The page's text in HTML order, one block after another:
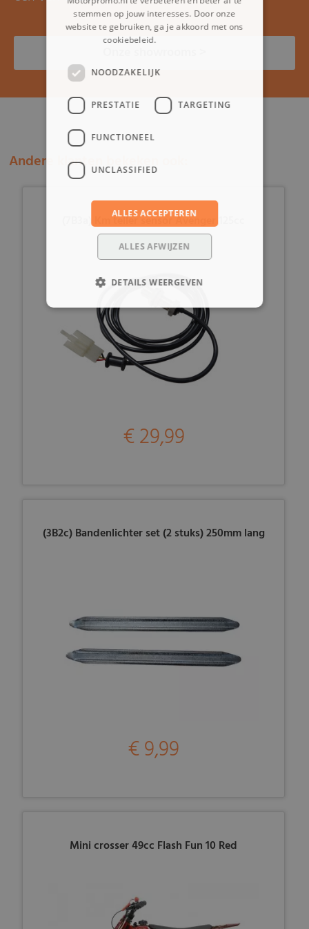
Andere klanten bekeken ook:
(7B3a) Km teller sensor Avenger 125cc
€ 29,99
(3B2c) Bandenlichter set (2 stuks) 250mm lang
€ 9,99
Mini crosser 49cc Flash Fun 10 Red
stemmen op jouw interesses. Door onze
website te gebruiken, ga je akkoord met ons
cookiebeleid.
NOODZAKELIJK
PRESTATIE TARGETING
FUNCTIONEEL
UNCLASSIFIED
ALLES ACCEPTEREN
ALLES AFWIJZEN
DETAILS WEERGEVEN